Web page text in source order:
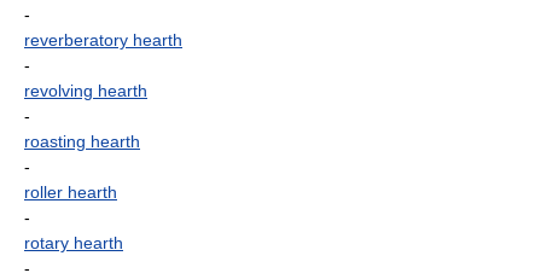
-
reverberatory hearth
-
revolving hearth
-
roasting hearth
-
roller hearth
-
rotary hearth
-